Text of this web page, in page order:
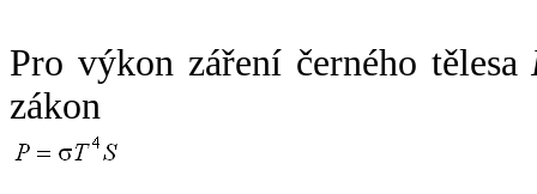
Pro výkon záření černého tělesa
zákon